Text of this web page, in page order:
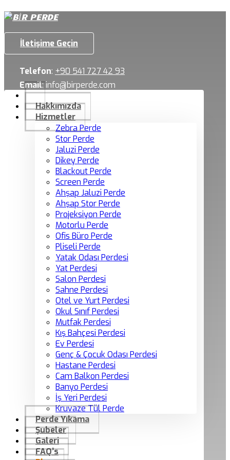
İletişime Geçin
Telefon: +90 541 727 42 93
Email:info@birperde.com
Hakkımızda
Hizmetler
Zebra Perde
Stor Perde
Jaluzi Perde
Dikey Perde
Blackout Perde
Screen Perde
Ahşap Jaluzi Perde
Ahşap Stor Perde
Projeksiyon Perde
Motorlu Perde
Ofis Büro Perde
Pliseli Perde
Yatak Odası Perdesi
Yat Perdesi
Salon Perdesi
Sahne Perdesi
Otel ve Yurt Perdesi
Okul Sınıf Perdesi
Mutfak Perdesi
Kış Bahçesi Perdesi
Ev Perdesi
Genç & Çocuk Odası Perdesi
Hastane Perdesi
Cam Balkon Perdesi
Banyo Perdesi
İş Yeri Perdesi
Kruvaze Tül Perde
Perde Yıkama
Şubeler
Galeri
FAQ’s